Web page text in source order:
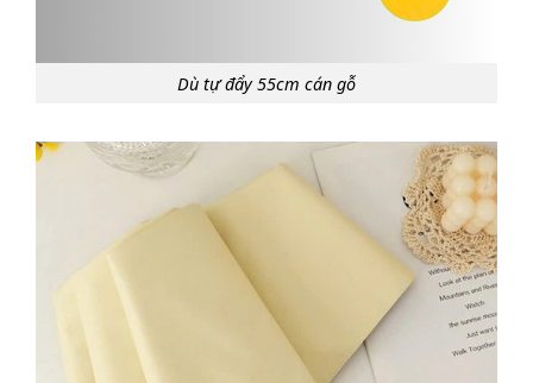
Dù tự đẩy 55cm cán gỗ